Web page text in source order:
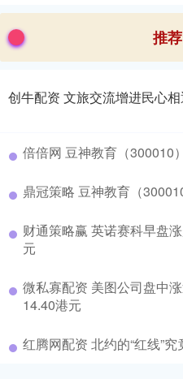
推
创牛配资 文旅交流增进民心相
倍倍网 豆神教育（300010
鼎冠策略 豆神教育（
财通策略赢 英诺赛科早盘
元
微私寡配资 美图公司盘中
14.40港元
红腾网配资 北约的“红线”